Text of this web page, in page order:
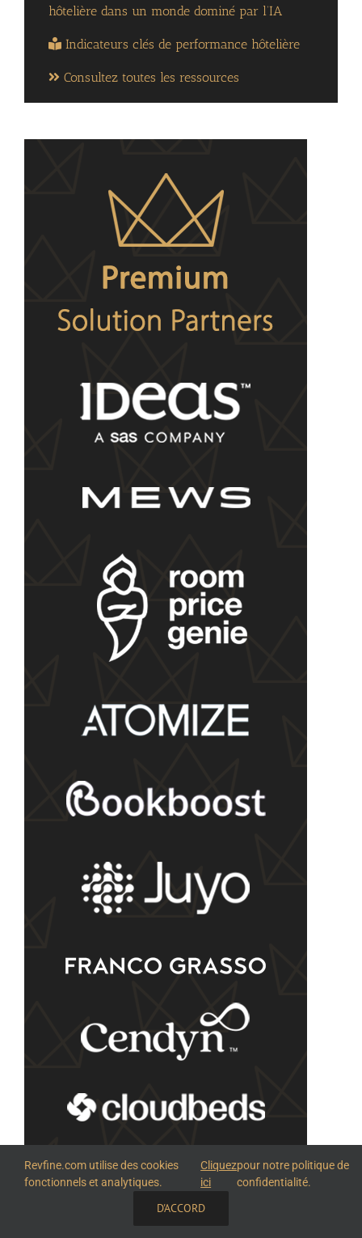
hôtelière dans un monde dominé par l’IA
Indicateurs clés de performance hôtelière
Consultez toutes les ressources
Revfine.com utilise des cookies
fonctionnels et analytiques.
Cliquez
ici
pour notre politique de
confidentialité.
D'ACCORD